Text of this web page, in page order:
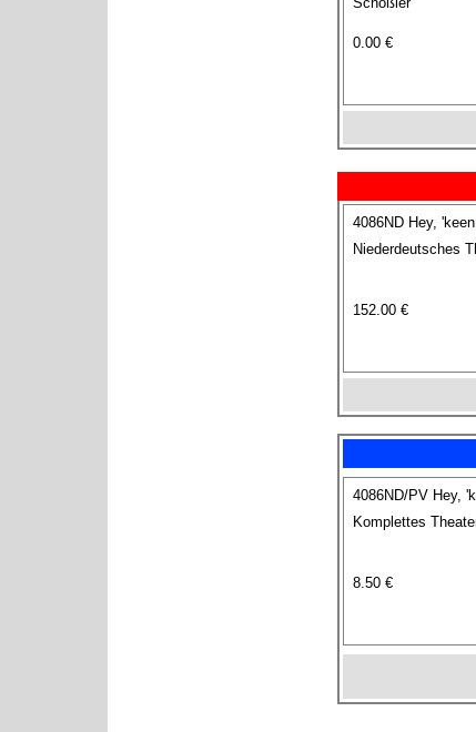
0.00 €
4086ND Hey,
Niederdeutsches
152.00 €
4086ND/PV Hey,
Komplettes
8.50 €